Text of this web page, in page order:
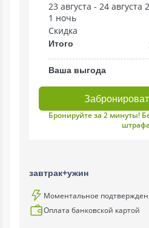
23 августа - 24 августа
1 ночь
Скидка
Итого
Ваша выгода
Бронируйте за 2 минуты!
штрафа
завтрак+ужин
Моментальное
Оплата банковской картой